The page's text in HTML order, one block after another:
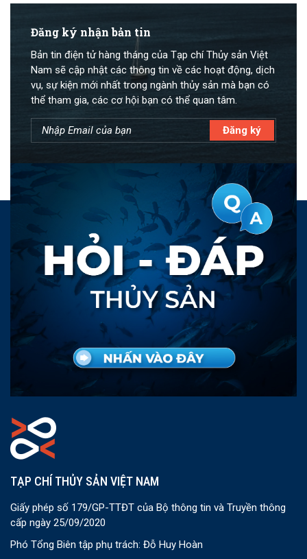
Đăng ký nhận bản tin
Bản tin điện tử hàng tháng của Tạp chí Thủy sản Việt
Nam sẽ cập nhật các thông tin về các hoạt động, dịch
vụ, sự kiện mới nhất trong ngành thủy sản mà bạn có
thể tham gia, các cơ hội bạn có thể quan tâm.
TẠP CHÍ THỦY SẢN VIỆT NAM
Giấy phép số 179/GP-TTĐT của Bộ thông tin và Truyền thông
cấp ngày 25/09/2020
Phó Tổng Biên tập phụ trách: Đỗ Huy Hoàn